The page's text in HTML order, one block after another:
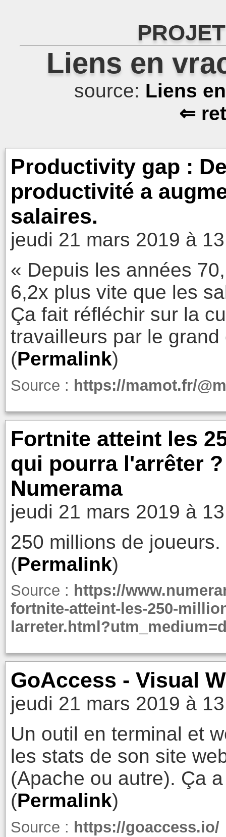
Liens en
source: Liens
⇐
Productivity gap :
productivité a
salaires.
jeudi 21 mars 2019 à
« Depuis les années
6,2x plus vite que les
Ça fait réfléchir sur la
travailleurs par le
(Permalink)
Source : https://mamot.fr/
Fortnite atteint les
qui pourra l'arrêter
Numerama
jeudi 21 mars 2019 à
250 millions de
(Permalink)
Source : https://
fortnite-atteint-les-250-
GoAccess - Visual
jeudi 21 mars 2019 à
Un outil en terminal et
les stats de son site
(Apache ou autre). Ça
(Permalink)
Source : https://goaccess.io/